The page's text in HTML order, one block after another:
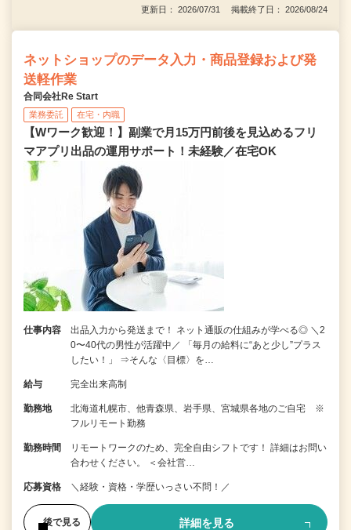
更新日： 2026/07/31 掲載終了日： 2026/08/24
ネットショップのデータ入力・商品登録および発
送軽作業
合同会社Re Start
業務委託 在宅・内職
【Wワーク歓迎！】副業で月15万円前後を見込めるフリ
マアプリ出品の運用サポート！未経験／在宅OK
仕事内容
出品入力から発送まで！ ネット通販の仕組みが学べる◎ ＼2
0〜40代の男性が活躍中／ 「毎月の給料に“あと少し”プラス
したい！」 ⇒そんな〈目標〉を…
給与 完全出来高制
勤務地
北海道札幌市、他青森県、岩手県、宮城県各地のご自宅 ※
フルリモート勤務
勤務時間
リモートワークのため、完全自由シフトです！ 詳細はお問い
合わせください。 ＜会社営…
応募資格 ＼経験・資格・学歴いっさい不問！／
後で見る 詳細を見る